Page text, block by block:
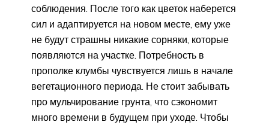
соблюдения. После того как цветок наберется
сил и адаптируется на новом месте, ему уже
не будут страшны никакие сорняки, которые
появляются на участке. Потребность в
прополке клумбы чувствуется лишь в начале
вегетационного периода. Не стоит забывать
про мульчирование грунта, что сэкономит
много времени в будущем при уходе. Чтобы